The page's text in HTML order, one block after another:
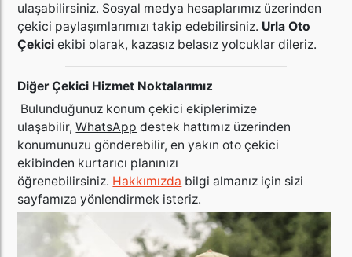
ulaşabilirsiniz. Sosyal medya hesaplarımız üzerinden
çekici paylaşımlarımızı takip edebilirsiniz. Urla Oto
Çekici ekibi olarak, kazasız belasız yolcuklar dileriz.
Diğer Çekici Hizmet Noktalarımız
Bulunduğunuz konum çekici ekiplerimize
ulaşabilir,WhatsApp destek hattımız üzerinden
konumunuzu gönderebilir, en yakın oto çekici
ekibinden kurtarıcı planınızı
öğrenebilirsiniz. Hakkımızda bilgi almanız için sizi
sayfamıza yönlendirmek isteriz.